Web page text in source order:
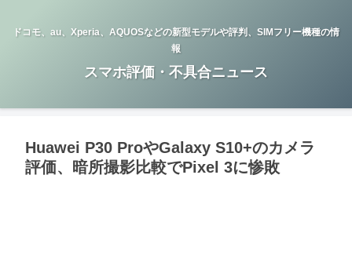
ドコモ、au、Xperia、AQUOSなどの新型モデルや評判、SIMフリー機種の情
報
スマホ評価・不具合ニュース
Huawei P30 ProやGalaxy S10+のカメラ
評価、暗所撮影比較でPixel 3に惨敗